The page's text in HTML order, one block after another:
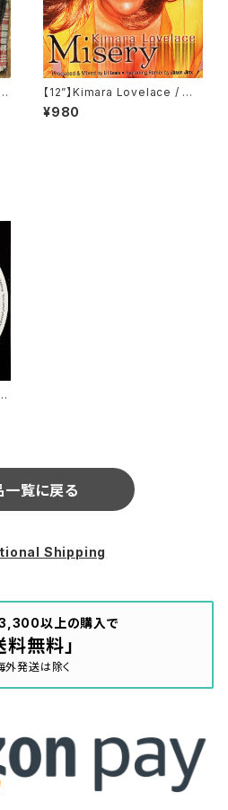
【12”】Kimara Lovelace / Mi
sery (BPM King Street Sou
nds) (KSS 1110)
¥980
一覧に戻る
Shipping
以上の購入で
料無料」
発送は除く